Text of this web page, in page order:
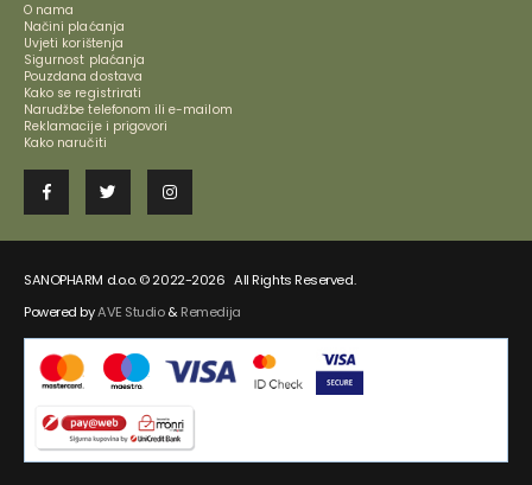
O nama
Načini plaćanja
Uvjeti korištenja
Sigurnost plaćanja
Pouzdana dostava
Kako se registrirati
Narudžbe telefonom ili e-mailom
Reklamacije i prigovori
Kako naručiti
SANOPHARM d.o.o. © 2022-2026 All Rights Reserved.
Powered byAVE Studio&Remedija